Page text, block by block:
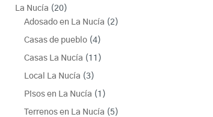
La Nucía 2020
productos
Adosado en La Nucía 2 2
Casas de pueblo 44
productos
Casas La Nucía 11 11
Local La Nucía 33
productos
Pisos en La Nucía 1 1
producto
Terrenos en La Nucía 5 5